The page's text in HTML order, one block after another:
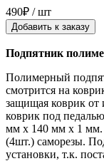
490₽ / шт
Добавить к заказу
Подпятник
Полимерный
смотрится на
защищая коврик от
коврик под
мм x 140 мм x 1 мм.
(4шт.) саморезы.
установки, т.к.